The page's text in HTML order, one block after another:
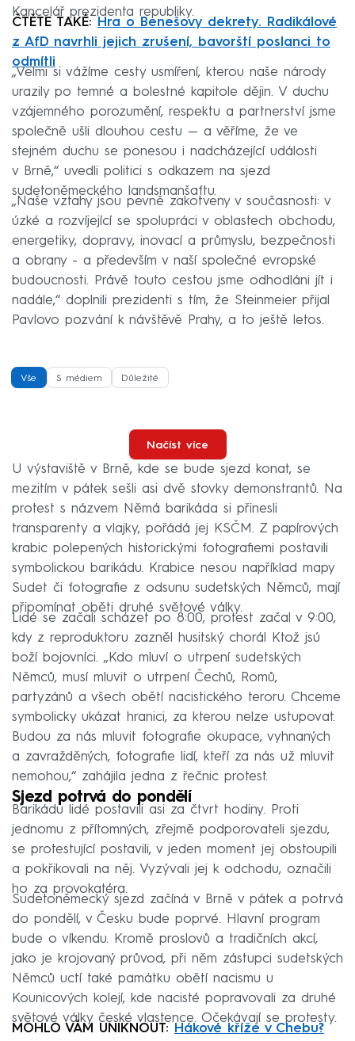
Kancelář prezidenta republiky.
ČTĚTE TAKÉ:
Hra o Benešovy dekrety. Radikálové
z AfD navrhli jejich zrušení, bavorští poslanci to
odmítli
„Velmi si vážíme cesty usmíření, kterou naše národy
urazily po temné a bolestné kapitole dějin. V duchu
vzájemného porozumění, respektu a partnerství jsme
společně ušli dlouhou cestu — a věříme, že ve
stejném duchu se ponesou i nadcházející události
v Brně,“ uvedli politici s odkazem na sjezd
sudetoněmeckého landsmanšaftu.
„Naše vztahy jsou pevně zakotveny v současnosti: v
úzké a rozvíjející se spolupráci v oblastech obchodu,
energetiky, dopravy, inovací a průmyslu, bezpečnosti
a obrany - a především v naší společné evropské
budoucnosti. Právě touto cestou jsme odhodláni jít i
nadále,“ doplnili prezidenti s tím, že Steinmeier přijal
Pavlovo pozvání k návštěvě Prahy, a to ještě letos.
Vše S médiem Důležité
Načíst více
U výstaviště v Brně, kde se bude sjezd konat, se
mezitím v pátek sešli asi dvě stovky demonstrantů. Na
protest s názvem Němá barikáda si přinesli
transparenty a vlajky, pořádá jej KSČM. Z papírových
krabic polepených historickými fotografiemi postavili
symbolickou barikádu. Krabice nesou například mapy
Sudet či fotografie z odsunu sudetských Němců, mají
připomínat oběti druhé světové války.
Lidé se začali scházet po 8:00, protest začal v 9:00,
kdy z reproduktoru zazněl husitský chorál Ktož jsú
boží bojovníci. „Kdo mluví o utrpení sudetských
Němců, musí mluvit o utrpení Čechů, Romů,
partyzánů a všech obětí nacistického teroru. Chceme
symbolicky ukázat hranici, za kterou nelze ustupovat.
Budou za nás mluvit fotografie okupace, vyhnaných
a zavražděných, fotografie lidí, kteří za nás už mluvit
nemohou,“ zahájila jedna z řečnic protest.
Sjezd potrvá do pondělí
Barikádu lidé postavili asi za čtvrt hodiny. Proti
jednomu z přítomných, zřejmě podporovateli sjezdu,
se protestující postavili, v jeden moment jej obstoupili
a pokřikovali na něj. Vyzývali jej k odchodu, označili
ho za provokatéra.
Sudetoněmecký sjezd začíná v Brně v pátek a potrvá
do pondělí, v Česku bude poprvé. Hlavní program
bude o víkendu. Kromě proslovů a tradičních akcí,
jako je krojovaný průvod, při něm zástupci sudetských
Němců uctí také památku obětí nacismu u
Kounicových kolejí, kde nacisté popravovali za druhé
světové války české vlastence. Očekávají se protesty.
MOHLO VÁM UNIKNOUT:
Hákové kříže v Chebu?